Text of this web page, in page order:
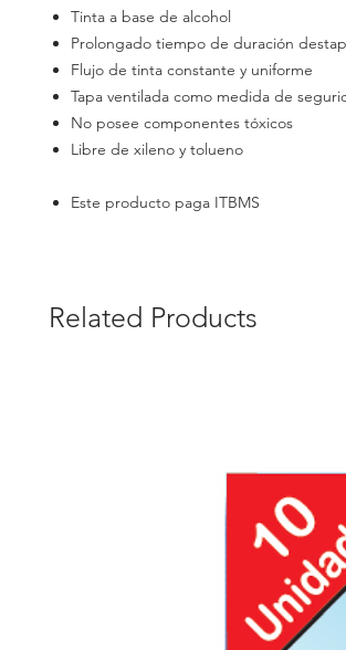
Tinta a base de alcohol
Prolongado tiempo de duración
Flujo de tinta constante y uniforme
Tapa ventilada como medida de
No posee componentes tóxicos
Libre de xileno y tolueno
Este producto paga ITBMS
Related Products